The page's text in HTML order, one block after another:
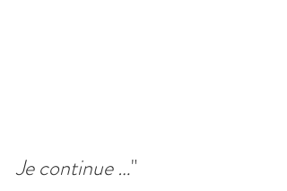
Je continue …"